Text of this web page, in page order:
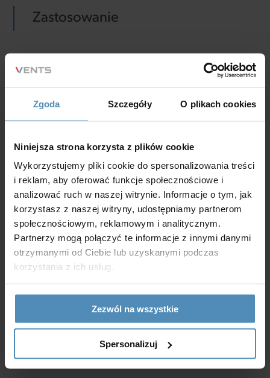
Zgoda Szczegóły O plikach cookies
Niniejsza strona korzysta z plików cookie
Wykorzystujemy pliki cookie do spersonalizowania treści
i reklam, aby oferować funkcje społecznościowe i
analizować ruch w naszej witrynie. Informacje o tym, jak
korzystasz z naszej witryny, udostępniamy partnerom
społecznościowym, reklamowym i analitycznym.
Partnerzy mogą połączyć te informacje z innymi danymi
otrzymanymi od Ciebie lub uzyskanymi podczas
korzystania z ich usług.
Zezwól na wszystkie
Spersonalizuj
Zastosowanie
Do rozprowadzania powietrza do kanałów
nawiewnej i wywiewnej pomieszczeń.
Charakterystyka
polipropylen (PP) z elastomerem termoplastycznym
(SEBS),
temperatura pracy: od -20 do +60°С
Ø160/200 mm,